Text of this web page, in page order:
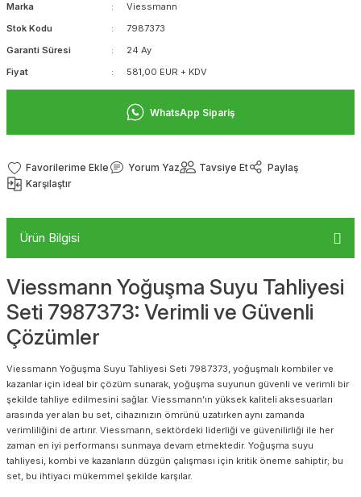
Marka
Viessmann
Stok Kodu
7987373
Garanti Süresi
24 Ay
Fiyat
581,00 EUR + KDV
WhatsApp Sipariş
Yorum Yaz Tavsiye Et
Paylaş
Karşılaştır
Ürün Bilgisi
Viessmann Yoğuşma Suyu Tahliyesi
Seti 7987373: Verimli ve Güvenli
Çözümler
Viessmann Yoğuşma Suyu Tahliyesi Seti 7987373, yoğuşmalı kombiler ve
kazanlar için ideal bir çözüm sunarak, yoğuşma suyunun güvenli ve verimli bir
şekilde tahliye edilmesini sağlar. Viessmann’ın yüksek kaliteli aksesuarları
arasında yer alan bu set, cihazınızın ömrünü uzatırken aynı zamanda
verimliliğini de artırır. Viessmann, sektördeki liderliği ve güvenilirliği ile her
zaman en iyi performansı sunmaya devam etmektedir. Yoğuşma suyu
tahliyesi, kombi ve kazanların düzgün çalışması için kritik öneme sahiptir; bu
set, bu ihtiyacı mükemmel şekilde karşılar.